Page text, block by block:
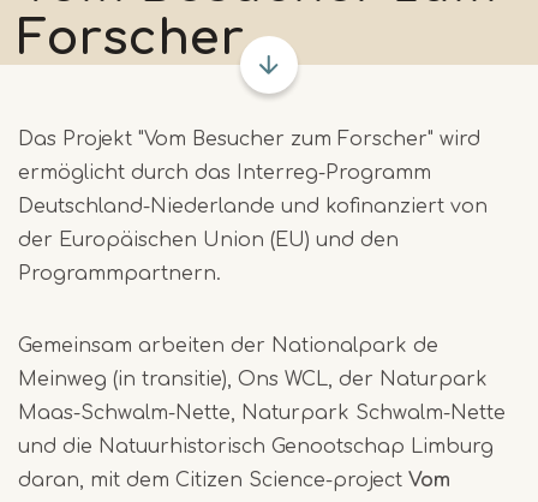
Forscher
Das Projekt "Vom Besucher zum Forscher" wird
ermöglicht durch das Interreg-Programm
Deutschland-Niederlande und kofinanziert von
der Europäischen Union (EU) und den
Programmpartnern.
Gemeinsam arbeiten der Nationalpark de
Meinweg (in transitie), Ons WCL, der Naturpark
Maas-Schwalm-Nette, Naturpark Schwalm-Nette
und die Natuurhistorisch Genootschap Limburg
daran, mit dem Citizen Science-project Vom